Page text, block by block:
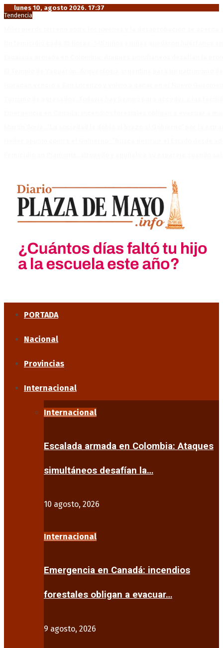
lunes 10, agosto 2026. 17:37
Tendencia
PORTADA
Nacional
Provincias
Internacional
Internacional
Escalada armada en Colombia: Ataques
simultáneos desafían la…
10 agosto, 2026
Internacional
Emergencia en Canadá: incendios
forestales obligan a evacuar…
9 agosto, 2026